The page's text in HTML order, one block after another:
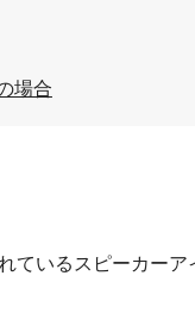
場合
ているスピーカー